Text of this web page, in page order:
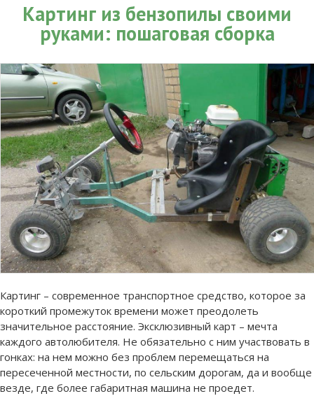
Картинг из бензопилы своими
руками: пошаговая сборка
Картинг – современное транспортное средство, которое за
короткий промежуток времени может преодолеть
значительное расстояние. Эксклюзивный карт – мечта
каждого автолюбителя. Не обязательно с ним участвовать в
гонках: на нем можно без проблем перемещаться на
пересеченной местности, по сельским дорогам, да и вообще
везде, где более габаритная машина не проедет.